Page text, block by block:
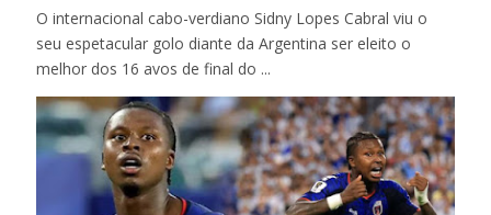
O internacional cabo-verdiano Sidny Lopes Cabral viu o
seu espetacular golo diante da Argentina ser eleito o
melhor dos 16 avos de final do ...